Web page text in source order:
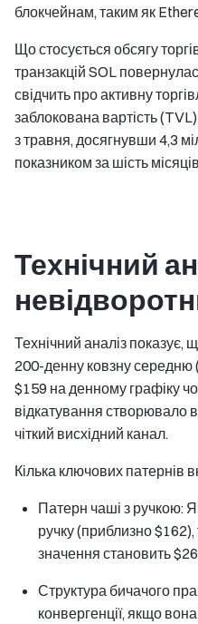
блокчейнам, таким як
Що стосується обсягу
транзакцій SOL
свідчить про активну
заблокована вартість
з травня, досягнувши 4,3
показником за шість
Технічний
Технічний аналіз
200-денну ковзну середню
$159 на денному графіку
відкатування створювало
чіткий висхідний канал.
Кілька ключових патернів
Патерн чаші з ручкою:
ручку (приблизно
значення становить
Структура бичачого
конвергенції, якщо